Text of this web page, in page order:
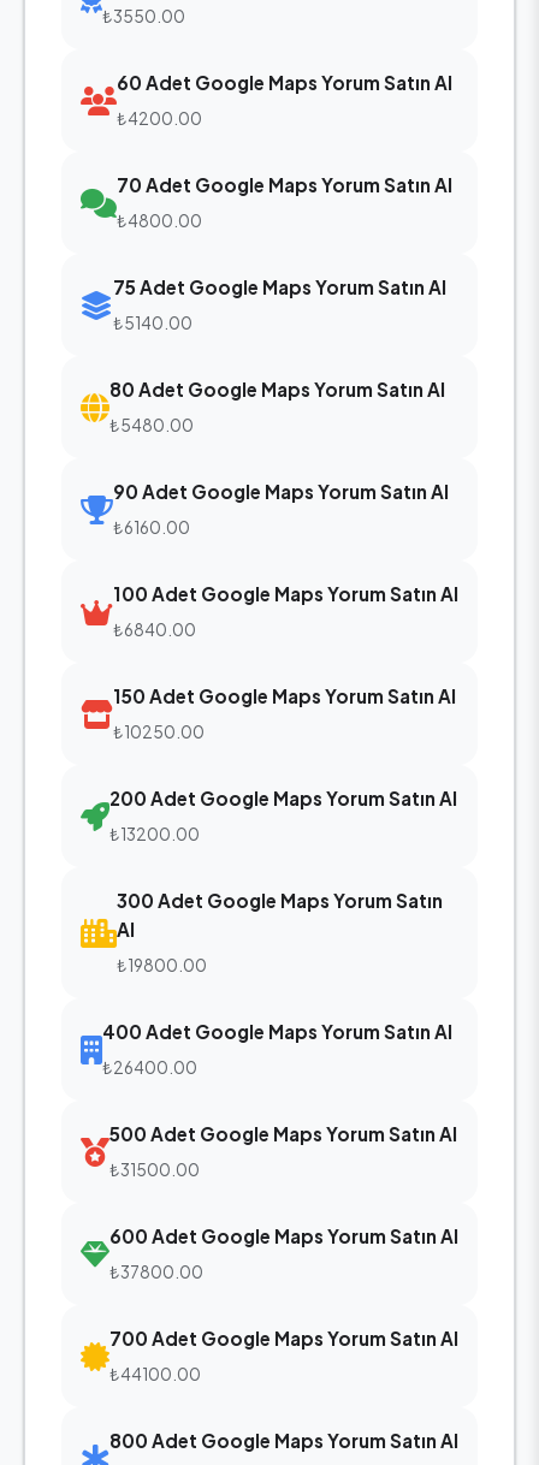
₺3550.00
60 Adet Google Maps Yorum Satın Al
₺4200.00
70 Adet Google Maps Yorum Satın Al
₺4800.00
75 Adet Google Maps Yorum Satın Al
₺5140.00
80 Adet Google Maps Yorum Satın Al
₺5480.00
90 Adet Google Maps Yorum Satın Al
₺6160.00
100 Adet Google Maps Yorum Satın Al
₺6840.00
150 Adet Google Maps Yorum Satın Al
₺10250.00
200 Adet Google Maps Yorum Satın Al
₺13200.00
300 Adet Google Maps Yorum Satın
Al
₺19800.00
400 Adet Google Maps Yorum Satın Al
₺26400.00
500 Adet Google Maps Yorum Satın Al
₺31500.00
600 Adet Google Maps Yorum Satın Al
₺37800.00
700 Adet Google Maps Yorum Satın Al
₺44100.00
800 Adet Google Maps Yorum Satın Al